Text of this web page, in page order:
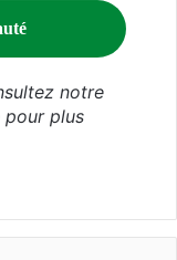
notre
pour plus